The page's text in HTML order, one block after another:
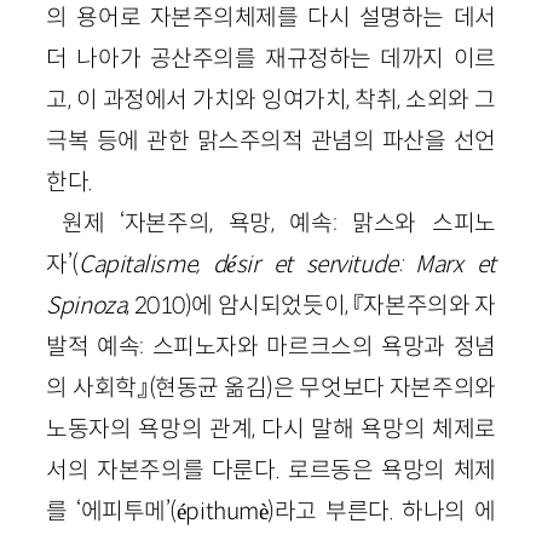
의 용어로 자본주의체제를 다시 설명하는 데서
더 나아가 공산주의를 재규정하는 데까지 이르
고, 이 과정에서 가치와 잉여가치, 착취, 소외와 그
극복 등에 관한 맑스주의적 관념의 파산을 선언
한다.
원제 ‘자본주의, 욕망, 예속: 맑스와 스피노
자’(Capitalisme, désir et servitude: Marx et
Spinoza, 2010)에 암시되었듯이, 『자본주의와 자
발적 예속: 스피노자와 마르크스의 욕망과 정념
의 사회학』(현동균 옮김)은 무엇보다 자본주의와
노동자의 욕망의 관계, 다시 말해 욕망의 체제로
서의 자본주의를 다룬다. 로르동은 욕망의 체제
를 ‘에피투메’(épithumè)라고 부른다. 하나의 에